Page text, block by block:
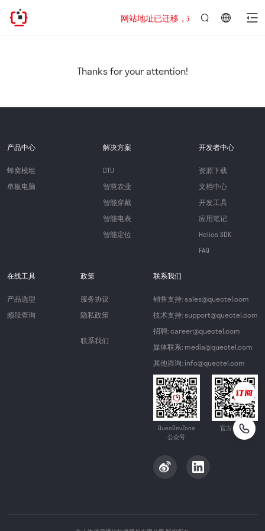
网站地址已迁移，欢迎访问新址：
Thanks for your attention!
产品中心
蜂窝模组
单板电脑
解决方案
DTU
智慧农业
智能穿戴
智能电表
智能定位
开发者中心
资源下载
文档中心
开发工具
应用笔记
Helios SDK
FAQ
在线工具
产品选型
频段查询
政策
服务协议
隐私政策
联系我们
联系我们
销售支持: sales@quectel.com
技术支持: support@quectel.com
招聘: career@quectel.com
媒体联系: media@quectel.com
其他咨询: info@quectel.com
QuecDevZone
公众号
官方公众号